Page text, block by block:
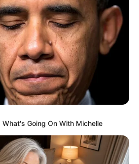
What's Going On With Michelle